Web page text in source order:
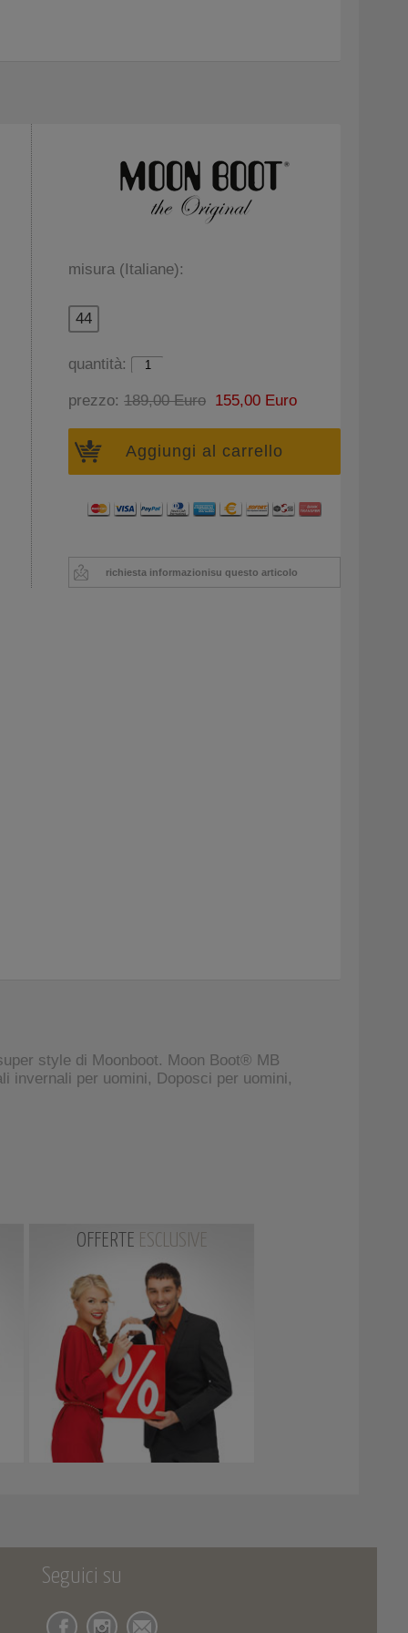
misura (Italiane):
44
quantità:
prezzo:189,00 Euro 155,00 Euro
Aggiungi al carrello
richiesta informazionisu questo articolo
style di Moonboot. Moon Boot® MB
invernali per uomini, Doposci per uomini,
OFFERTE ESCLUSIVE
Seguici su